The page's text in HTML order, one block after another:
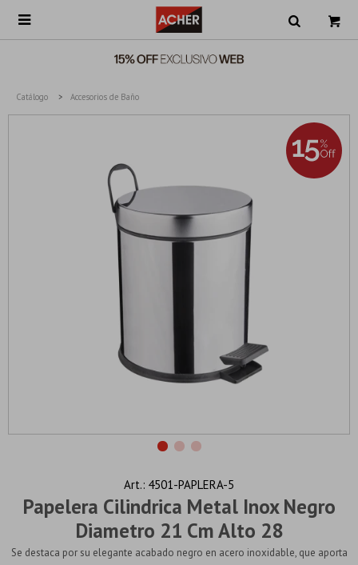

Catálogo Accesorios de Baño
Papelera Cilindrica Metal Inox Negro
Diametro 21 Cm Alto 28
4501-PAPLERA-5
Se destaca por su elegante acabado negro en acero inoxidable, que aporta